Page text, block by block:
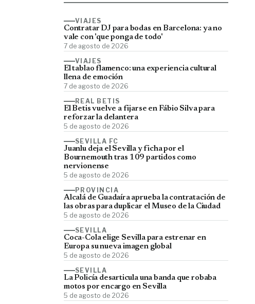
VIAJES
Contratar DJ para bodas en Barcelona: ya no
vale con 'que ponga de todo'
7 de agosto de 2026
VIAJES
El tablao flamenco: una experiencia cultural
llena de emoción
7 de agosto de 2026
REAL BETIS
El Betis vuelve a fijarse en Fábio Silva para
reforzar la delantera
5 de agosto de 2026
SEVILLA FC
Juanlu deja el Sevilla y ficha por el
Bournemouth tras 109 partidos como
nervionense
5 de agosto de 2026
PROVINCIA
Alcalá de Guadaíra aprueba la contratación de
las obras para duplicar el Museo de la Ciudad
5 de agosto de 2026
SEVILLA
Coca-Cola elige Sevilla para estrenar en
Europa su nueva imagen global
5 de agosto de 2026
SEVILLA
La Policía desarticula una banda que robaba
motos por encargo en Sevilla
5 de agosto de 2026